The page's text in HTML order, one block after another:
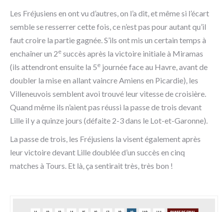
Les Fréjusiens en ont vu d’autres, on l’a dit, et même si l’écart
semble se resserrer cette fois, ce n’est pas pour autant qu’il
faut croire la partie gagnée. S’ils ont mis un certain temps à
enchaîner un 2e succès après la victoire initiale à Miramas
(ils attendront ensuite la 5e journée face au Havre, avant de
doubler la mise en allant vaincre Amiens en Picardie), les
Villeneuvois semblent avoi trouvé leur vitesse de croisière.
Quand même ils n’aient pas réussi la passe de trois devant
Lille il y a quinze jours (défaite 2-3 dans le Lot-et-Garonne).
La passe de trois, les Fréjusiens la visent également après
leur victoire devant Lille doublée d’un succès en cinq
matches à Tours. Et là, ça sentirait très, très bon !